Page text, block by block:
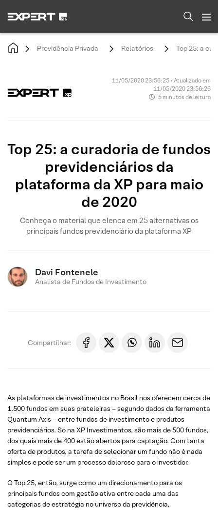
Previdência Privada Relatórios Top 25: a
11/05/2020 23:56:25 • Atualizado em
11/05/2020 23:56:26
5 minutos de leitura
Top 25: a curadoria de fundos
previdenciários da
plataforma da XP para maio
de 2020
Conheça o material que elenca em 25 alternativas os
principais fundos previdenciário da plataforma XP
Davi Fontenele
Analista de Fundos de Investimento
Compartilhar:
As plataformas de investimentos no Brasil nos oferecem cerca de
1.500 fundos em suas prateleiras – segundo dados da ferramenta
Quantum Axis – entre fundos de investimento e produtos
previdenciários. Só na XP Investimentos, são mais de 500 fundos,
dos quais mais de 400 estão abertos para captação. Com tanta
oferta de produtos, a tarefa de selecionar um fundo não é nada
simples e pode ser um processo doloroso para o investidor.
O Top 25, então, surge como um direcionamento para os
principais fundos com gestão ativa entre cada uma das
categorias de estratégia no universo da previdência,